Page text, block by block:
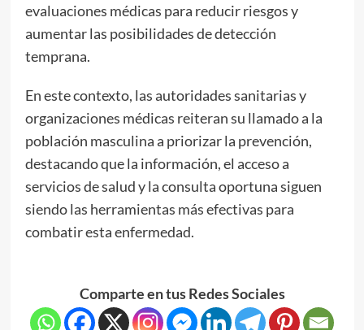
evaluaciones médicas para reducir riesgos y
aumentar las posibilidades de detección
temprana.
En este contexto, las autoridades sanitarias y
organizaciones médicas reiteran su llamado a la
población masculina a priorizar la prevención,
destacando que la información, el acceso a
servicios de salud y la consulta oportuna siguen
siendo las herramientas más efectivas para
combatir esta enfermedad.
Comparte en tus Redes Sociales